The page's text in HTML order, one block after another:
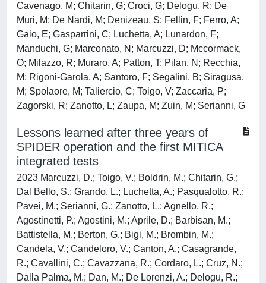
Cavenago, M; Chitarin, G; Croci, G; Delogu, R; De
Muri, M; De Nardi, M; Denizeau, S; Fellin, F; Ferro, A;
Gaio, E; Gasparrini, C; Luchetta, A; Lunardon, F;
Manduchi, G; Marconato, N; Marcuzzi, D; Mccormack,
O; Milazzo, R; Muraro, A; Patton, T; Pilan, N; Recchia,
M; Rigoni-Garola, A; Santoro, F; Segalini, B; Siragusa,
M; Spolaore, M; Taliercio, C; Toigo, V; Zaccaria, P;
Zagorski, R; Zanotto, L; Zaupa, M; Zuin, M; Serianni, G
Lessons learned after three years of
SPIDER operation and the first MITICA
integrated tests
2023 Marcuzzi, D.; Toigo, V.; Boldrin, M.; Chitarin, G.;
Dal Bello, S.; Grando, L.; Luchetta, A.; Pasqualotto, R.;
Pavei, M.; Serianni, G.; Zanotto, L.; Agnello, R.;
Agostinetti, P.; Agostini, M.; Aprile, D.; Barbisan, M.;
Battistella, M.; Berton, G.; Bigi, M.; Brombin, M.;
Candela, V.; Candeloro, V.; Canton, A.; Casagrande,
R.; Cavallini, C.; Cavazzana, R.; Cordaro, L.; Cruz, N.;
Dalla Palma, M.; Dan, M.; De Lorenzi, A.; Delogu, R.;